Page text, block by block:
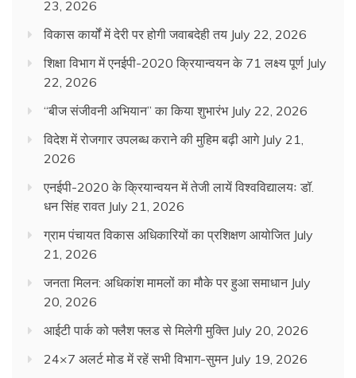
23, 2026
विकास कार्यों में देरी पर होगी जवाबदेही तय July 22, 2026
शिक्षा विभाग में एनईपी-2020 क्रियान्वयन के 71 लक्ष्य पूर्ण July
22, 2026
“बीज संजीवनी अभियान” का किया शुभारंभ July 22, 2026
विदेश में रोजगार उपलब्ध कराने की मुहिम बढ़ी आगे July 21,
2026
एनईपी-2020 के क्रियान्वयन में तेजी लायें विश्वविद्यालयः डॉ.
धन सिंह रावत July 21, 2026
ग्राम पंचायत विकास अधिकारियों का प्रशिक्षण आयोजित July
21, 2026
जनता मिलन: अधिकांश मामलों का मौके पर हुआ समाधान July
20, 2026
आईटी पार्क को फ्लैश फ्लड से मिलेगी मुक्ति July 20, 2026
24×7 अलर्ट मोड में रहें सभी विभाग-सुमन July 19, 2026